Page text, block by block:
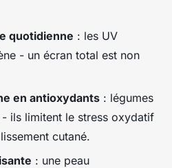
quotidienne : les UV
- un écran total est non
en antioxydants : légumes
ils limitent le stress oxydatif
cutané.
: une peau